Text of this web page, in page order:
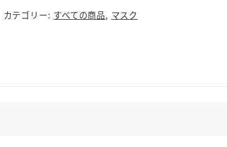
ド
カテゴリー: すべての商品, マスク